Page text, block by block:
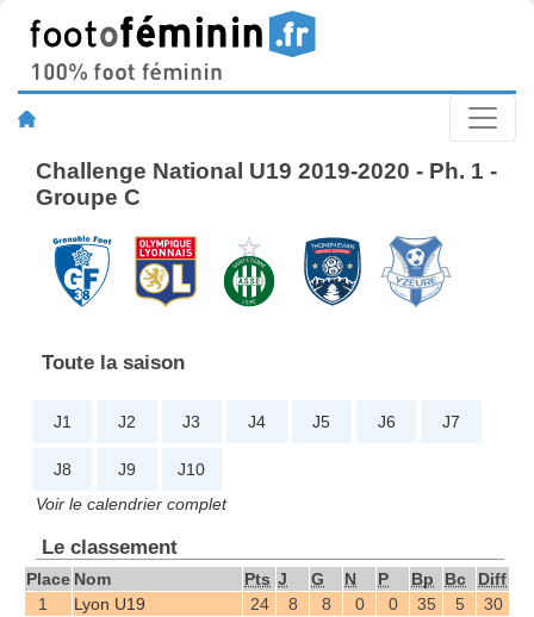
Challenge National U19 2019-2020 - Ph. 1 -
Groupe C
Toute la saison
J1 J2 J3 J4 J5 J6 J7
J8 J9
J10
Voir le calendrier complet
Le classement
Place Nom Pts J G N P Bp Bc
Diff
1
Lyon U19 24 8 8 0 0 35 5
30